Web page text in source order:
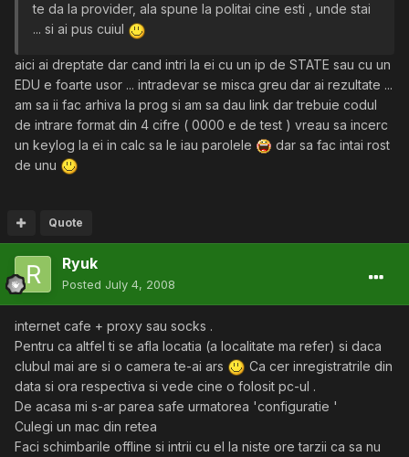
te da la provider, ala spune la politai cine esti , unde stai
... si ai pus cuiul
aici ai dreptate dar cand intri la ei cu un ip de STATE sau cu un
EDU e foarte usor ... intradevar se misca greu dar ai rezultate ...
am sa ii fac arhiva la prog si am sa dau link dar trebuie codul
de intrare format din 4 cifre ( 0000 e de test ) vreau sa incerc
un keylog la ei in calc sa le iau parolele
dar sa fac intai rost
de unu
Quote
Ryuk
Posted July 4, 2008
internet cafe + proxy sau socks .
Pentru ca altfel ti se afla locatia (a localitate ma refer) si daca
clubul mai are si o camera te-ai ars
Ca cer inregistratrile din
data si ora respectiva si vede cine o folosit pc-ul .
De acasa mi s-ar parea safe urmatorea 'configuratie '
Culegi un mac din retea
Faci schimbarile offline si intrii cu el la niste ore tarzii ca sa nu